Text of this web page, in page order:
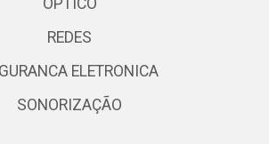
OPTICO
REDES
ELETRONICA
SONORIZAÇÃO